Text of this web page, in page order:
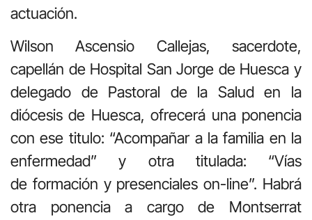
actuación.
Wilson Ascensio Callejas, sacerdote,
capellán de Hospital San Jorge de Huesca y
delegado de Pastoral de la Salud en la
diócesis de Huesca, ofrecerá una ponencia
con ese titulo: “Acompañar a la familia en la
enfermedad” y otra titulada: “Vías
de formación y presenciales on-line”. Habrá
otra ponencia a cargo de Montserrat